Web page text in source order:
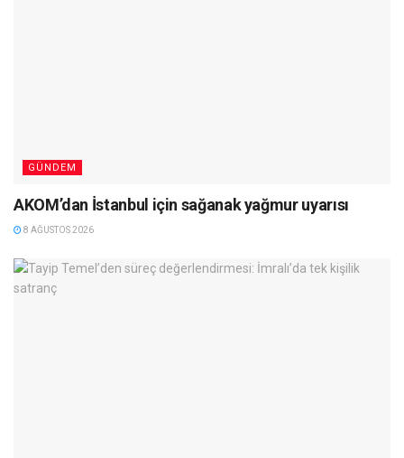
GÜNDEM
AKOM’dan İstanbul için sağanak yağmur uyarısı
8 AĞUSTOS 2026